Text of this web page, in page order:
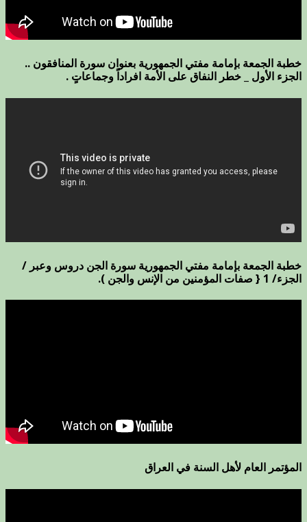
خطبة الجمعة بإمامة مفتي الجمهورية بعنوان سورة المنافقون ..
الجزء الأول _ خطر النفاق على الأمة افراداً وجماعاتٍ .
خطبة الجمعة بإمامة مفتي الجمهورية سورة الجن دروس وعبر /
الجزء/ 1 { صفات المؤمنين من الإنس والجن ).
المؤتمر العام لأهل السنة في العراق